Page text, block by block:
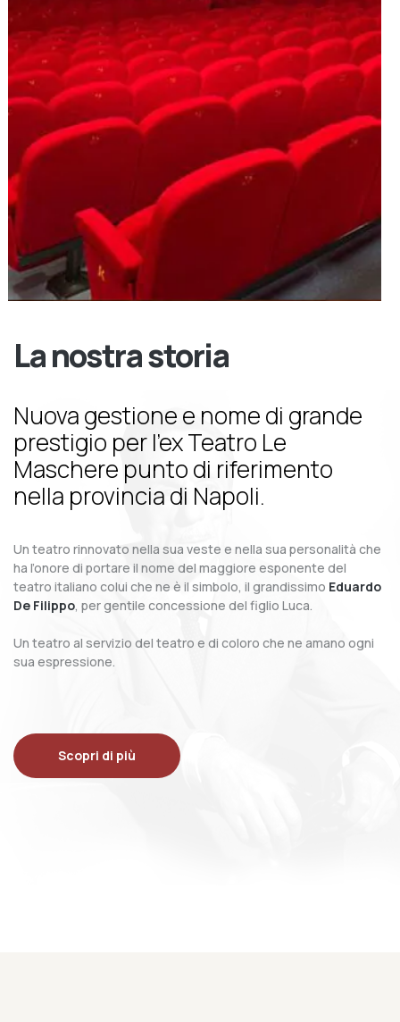
La nostra storia
Nuova gestione e nome di grande
prestigio per l’ex Teatro Le
Maschere punto di riferimento
nella provincia di Napoli.
Un teatro rinnovato nella sua veste e nella sua personalità che
ha l’onore di portare il nome del maggiore esponente del
teatro italiano colui che ne è il simbolo, il grandissimo Eduardo
De Filippo, per gentile concessione del figlio Luca.
Un teatro al servizio del teatro e di coloro che ne amano ogni
sua espressione.
Scopri di più